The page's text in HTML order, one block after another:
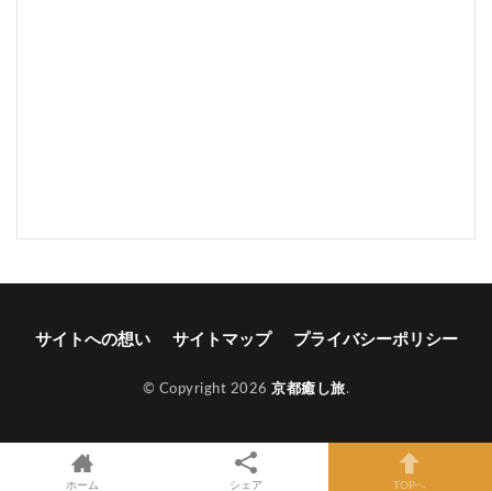
サイトへの想い サイトマップ プライバシーポリシー
© Copyright 2026京都癒し旅.
ホーム シェア TOPへ